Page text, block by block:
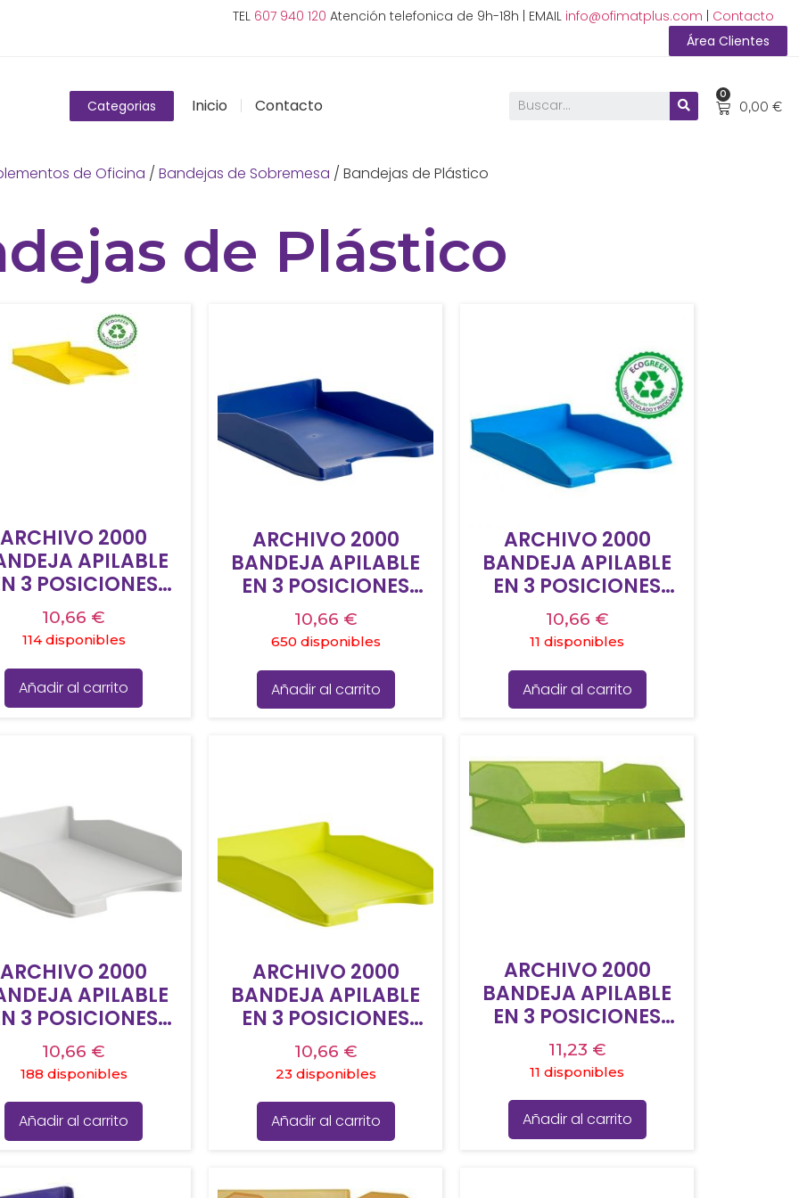
TEL 607 940 120 Atención telefonica de 9h-18h | EMAIL info@ofimatplus.com
Contacto
Área Clientes
Categorias Inicio Contacto 0,00 €
0
de Oficina / Bandejas de Sobremesa / Bandejas de Plástico
de Plástico
ARCHIVO 2000
APILABLE
3 POSICIONES
LISO DIN A4 Y
345X255X60
MM AMARILLA
10,66 €
114 disponibles
Añadir al carrito
ARCHIVO 2000
BANDEJA APILABLE
EN 3 POSICIONES
FONDO LISO DIN A4 Y
FOLIO 345X255X60
MM AZUL
10,66 €
650 disponibles
Añadir al carrito
ARCHIVO 2000
BANDEJA APILABLE
EN 3 POSICIONES
FONDO LISO DIN A4 Y
FOLIO 345X255X60
MM AZUL
10,66 €
11 disponibles
Añadir al carrito
ARCHIVO 2000
APILABLE
3 POSICIONES
LISO DIN A4 Y
345X255X60
MM GRIS
10,66 €
188 disponibles
Añadir al carrito
ARCHIVO 2000
BANDEJA APILABLE
EN 3 POSICIONES
FONDO LISO DIN A4 Y
FOLIO 345X255X60
MM KIWI
10,66 €
23 disponibles
Añadir al carrito
ARCHIVO 2000
BANDEJA APILABLE
EN 3 POSICIONES
FONDO LISO DIN A4 Y
FOLIO 345X255X60
MM KIWI
TRASLÚCIDO
11,23 €
11 disponibles
Añadir al carrito